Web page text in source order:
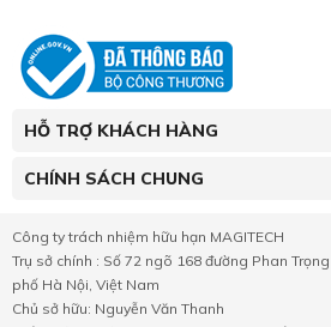
HỖ TRỢ KHÁCH HÀNG
CHÍNH SÁCH CHUNG
Công ty trách nhiệm hữu hạn MAGITECH
Trụ sở chính : Số 72 ngõ 168 đường Phan
phố Hà Nội, Việt Nam
Chủ sở hữu: Nguyễn Văn Thanh